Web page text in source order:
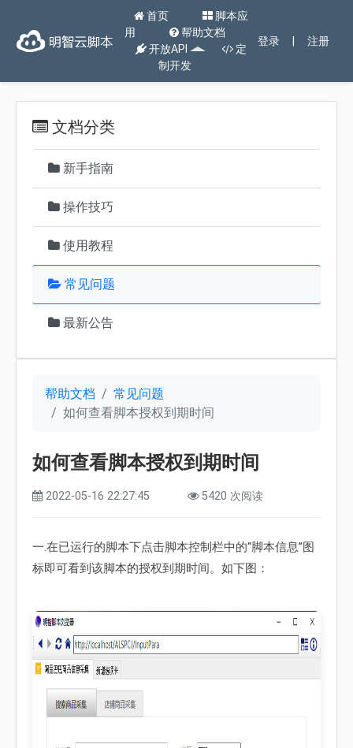
首页
脚本应
用
帮助文档
开放API
定
制开发
登录 | 注册
文档分类
新手指南
操作技巧
使用教程
常见问题
最新公告
帮助文档
常见问题
如何查看脚本授权到期时间
如何查看脚本授权到期时间
2022-05-16 22:27:45 5420 次阅读
一.在已运行的脚本下点击脚本控制栏中的“脚本信息”图
标即可看到该脚本的授权到期时间。如下图：